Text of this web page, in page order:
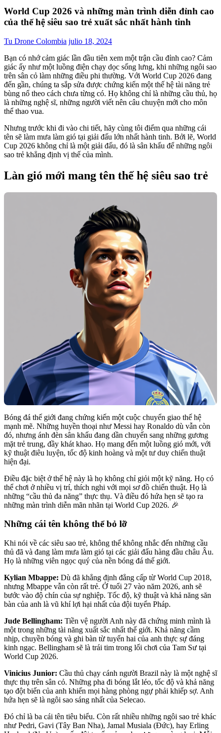
World Cup 2026 và những màn trình diễn đỉnh cao
của thế hệ siêu sao trẻ xuất sắc nhất hành tinh
Tu Drone Colombia julio 18, 2024
Bạn có nhớ cảm giác lần đầu tiên xem một trận cầu đỉnh cao? Cảm
giác ấy như một luồng điện chạy dọc sống lưng, khi những ngôi sao
trên sân cỏ làm những điều phi thường. Với World Cup 2026 đang
đến gần, chúng ta sắp sửa được chứng kiến một thế hệ tài năng trẻ
bùng nổ theo cách chưa từng có. Họ không chỉ là những cầu thủ, họ
là những nghệ sĩ, những người viết nên câu chuyện mới cho môn
thể thao vua.
Nhưng trước khi đi vào chi tiết, hãy cùng tôi điểm qua những cái
tên sẽ làm mưa làm gió tại giải đấu lớn nhất hành tinh. Bởi lẽ, World
Cup 2026 không chỉ là một giải đấu, đó là sân khấu để những ngôi
sao trẻ khẳng định vị thế của mình.
Làn gió mới mang tên thế hệ siêu sao trẻ
Bóng đá thế giới đang chứng kiến một cuộc chuyển giao thế hệ
mạnh mẽ. Những huyền thoại như Messi hay Ronaldo dù vẫn còn
đó, nhưng ánh đèn sân khấu đang dần chuyển sang những gương
mặt trẻ trung, đầy khát khao. Họ mang đến một luồng gió mới, với
kỹ thuật điêu luyện, tốc độ kinh hoàng và một tư duy chiến thuật
hiện đại.
Điều đặc biệt ở thế hệ này là họ không chỉ giỏi một kỹ năng. Họ có
thể chơi ở nhiều vị trí, thích nghi với mọi sơ đồ chiến thuật. Họ là
những “cầu thủ đa năng” thực thụ. Và điều đó hứa hẹn sẽ tạo ra
những màn trình diễn mãn nhãn tại World Cup 2026. 🎉
Những cái tên không thể bỏ lỡ
Khi nói về các siêu sao trẻ, không thể không nhắc đến những cầu
thủ đã và đang làm mưa làm gió tại các giải đấu hàng đầu châu Âu.
Họ là những viên ngọc quý của nền bóng đá thế giới.
Kylian Mbappe: Dù đã khẳng định đẳng cấp từ World Cup 2018,
nhưng Mbappe vẫn còn rất trẻ. Ở tuổi 27 vào năm 2026, anh sẽ
bước vào độ chín của sự nghiệp. Tốc độ, kỹ thuật và khả năng săn
bàn của anh là vũ khí lợi hại nhất của đội tuyển Pháp.
Jude Bellingham: Tiền vệ người Anh này đã chứng minh mình là
một trong những tài năng xuất sắc nhất thế giới. Khả năng cầm
nhịp, chuyền bóng và ghi bàn từ tuyến hai của anh thực sự đáng
kinh ngạc. Bellingham sẽ là trái tim trong lối chơi của Tam Sư tại
World Cup 2026.
Vinicius Junior: Cầu thủ chạy cánh người Brazil này là một nghệ sĩ
thực thụ trên sân cỏ. Những pha đi bóng lắt léo, tốc độ và khả năng
tạo đột biến của anh khiến mọi hàng phòng ngự phải khiếp sợ. Anh
hứa hẹn sẽ là ngôi sao sáng nhất của Selecao.
Đó chỉ là ba cái tên tiêu biểu. Còn rất nhiều những ngôi sao trẻ khác
như Pedri, Gavi (Tây Ban Nha), Jamal Musiala (Đức), hay Erling